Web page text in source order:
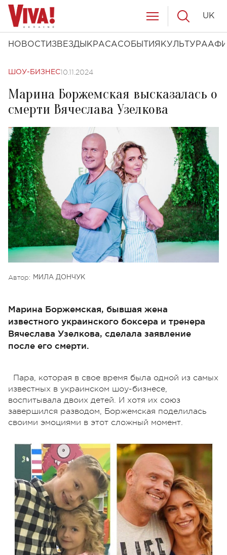
НОВОСТИ ЗВЕЗДЫ КРАСАСОБЫТИЯ КУЛЬТУРА
UK
ШОУ-БИЗНЕС10.11.2024
Марина Боржемская высказалась о
смерти Вячеслава Узелкова
Автор: МИЛА ДОНЧУК
Марина Боржемская, бывшая жена
известного украинского боксера и тренера
Вячеслава Узелкова, сделала заявление
после его смерти.
Пара, которая в свое время была одной из самых
известных в украинском шоу-бизнесе,
воспитывала двоих детей. И хотя их союз
завершился разводом, Боржемская поделилась
своими эмоциями в этот сложный момент.